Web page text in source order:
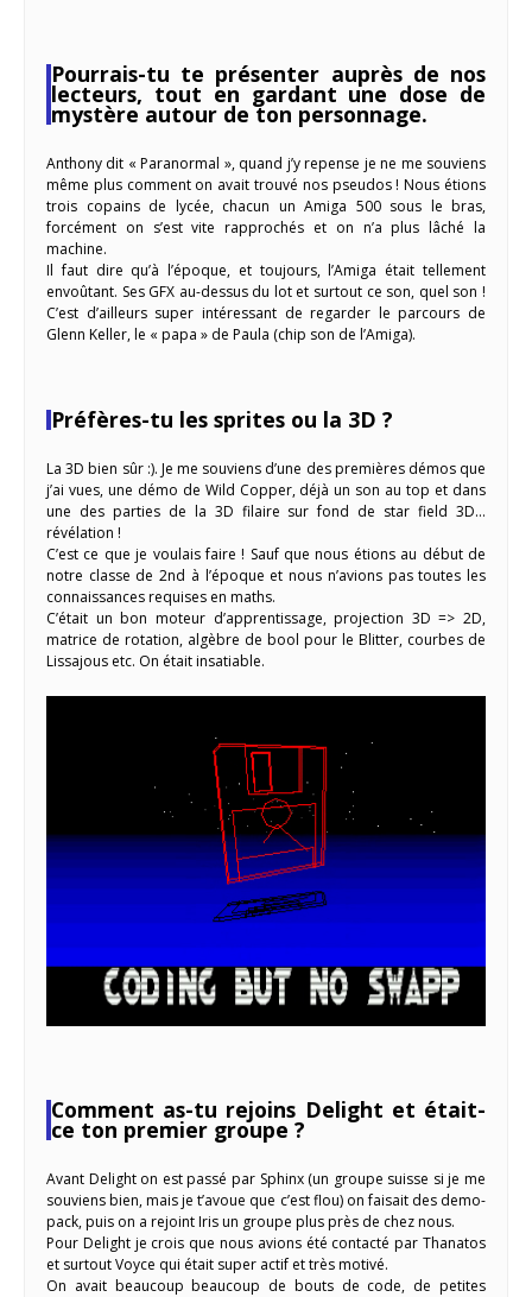
Pourrais-tu te présenter auprès de nos
lecteurs, tout en gardant une dose de
mystère autour de ton personnage.
Anthony dit « Paranormal », quand j’y repense je ne me souviens
même plus comment on avait trouvé nos pseudos ! Nous étions
trois copains de lycée, chacun un Amiga 500 sous le bras,
forcément on s’est vite rapprochés et on n’a plus lâché la
machine.
Il faut dire qu’à l’époque, et toujours, l’Amiga était tellement
envoûtant. Ses GFX au-dessus du lot et surtout ce son, quel son !
C’est d’ailleurs super intéressant de regarder le parcours de
Glenn Keller, le « papa » de Paula (chip son de l’Amiga).
Préfères-tu les sprites ou la 3D ?
La 3D bien sûr :). Je me souviens d’une des premières démos que
j’ai vues, une démo de Wild Copper, déjà un son au top et dans
une des parties de la 3D filaire sur fond de star field 3D…
révélation !
C’est ce que je voulais faire ! Sauf que nous étions au début de
notre classe de 2nd à l’époque et nous n’avions pas toutes les
connaissances requises en maths.
C’était un bon moteur d’apprentissage, projection 3D => 2D,
matrice de rotation, algèbre de bool pour le Blitter, courbes de
Lissajous etc. On était insatiable.
Comment as-tu rejoins Delight et était-
ce ton premier groupe ?
Avant Delight on est passé par Sphinx (un groupe suisse si je me
souviens bien, mais je t’avoue que c’est flou) on faisait des demo-
pack, puis on a rejoint Iris un groupe plus près de chez nous.
Pour Delight je crois que nous avions été contacté par Thanatos
et surtout Voyce qui était super actif et très motivé.
On avait beaucoup beaucoup de bouts de code, de petites